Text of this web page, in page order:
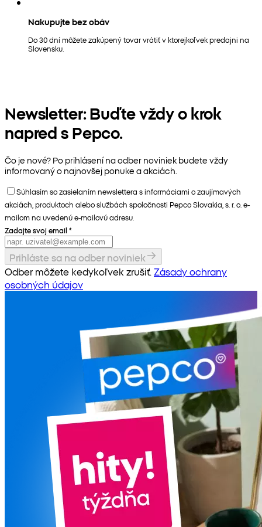
Nakupujte bez obáv
Do 30 dní môžete zakúpený tovar vrátiť v ktorejkoľvek predajni na
Slovensku.
Newsletter: Buďte vždy o krok
napred s Pepco.
Čo je nové? Po prihlásení na odber noviniek budete vždy
informovaný o najnovšej ponuke a akciách.
Súhlasím so zasielaním newslettera s informáciami o zaujímavých
akciách, produktoch alebo službách spoločnosti Pepco Slovakia, s. r. o. e-
mailom na uvedenú e-mailovú adresu.
Zadajte svoj email *
Prihláste sa na odber noviniek
Odber môžete kedykoľvek zrušiť. Zásady ochrany
osobných údajov